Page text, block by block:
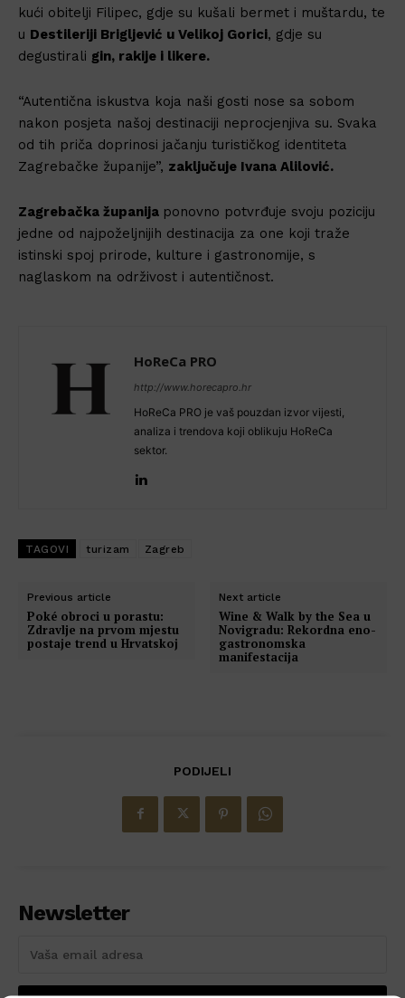
kući obitelji Filipec, gdje su kušali bermet i muštardu, te
u Destileriji Brigljević u Velikoj Gorici, gdje su
degustirali gin, rakije i likere.
“Autentična iskustva koja naši gosti nose sa sobom
nakon posjeta našoj destinaciji neprocjenjiva su. Svaka
od tih priča doprinosi jačanju turističkog identiteta
Zagrebačke županije”, zaključuje Ivana Alilović.
Zagrebačka županija ponovno potvrđuje svoju poziciju
jedne od najpoželjnijih destinacija za one koji traže
istinski spoj prirode, kulture i gastronomije, s
naglaskom na održivost i autentičnost.
HoReCa PRO
http://www.horecapro.hr
HoReCa PRO je vaš pouzdan izvor vijesti,
analiza i trendova koji oblikuju HoReCa
sektor.
TAGOVI turizam Zagreb
Previous article
Poké obroci u porastu:
Zdravlje na prvom mjestu
postaje trend u Hrvatskoj
Next article
Wine & Walk by the Sea u
Novigradu: Rekordna eno-
gastronomska
manifestacija
PODIJELI
Newsletter